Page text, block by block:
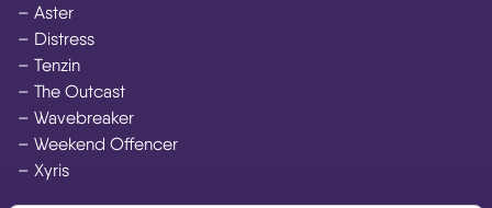
– Aster
– Distress
– Tenzin
– The Outcast
– Wavebreaker
– Weekend Offencer
– Xyris